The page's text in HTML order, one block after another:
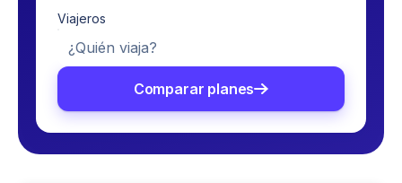
Viajeros
¿Quién viaja?
Comparar planes